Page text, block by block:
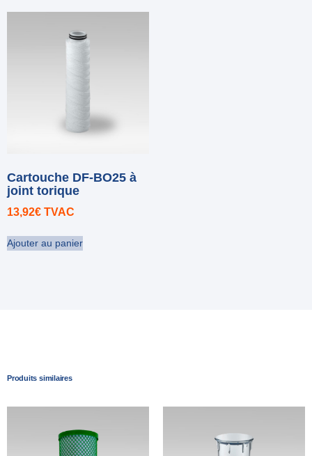
Cartouche DF-BO25 à
joint torique
13,92€ TVAC
Ajouter au panier
Produits similaires